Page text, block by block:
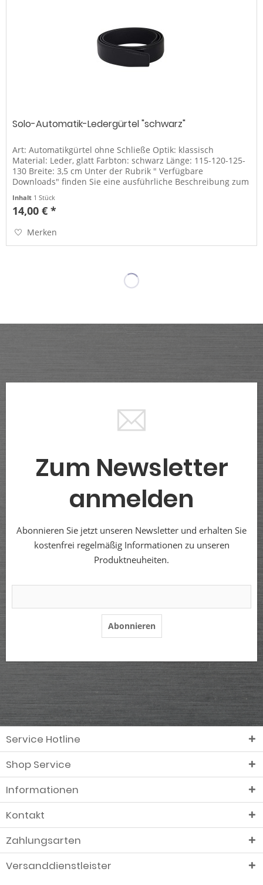
Solo-Automatik-Ledergürtel "schwarz"
Art: Automatikgürtel ohne Schließe Optik: klassisch
Material: Leder, glatt Farbton: schwarz Länge: 115-120-125-
130 Breite: 3,5 cm Unter der Rubrik " Verfügbare
Downloads" finden Sie eine ausführliche Beschreibung zum
Inhalt 1 Stück
14,00 € *
Merken
Zum Newsletter
anmelden
Abonnieren Sie jetzt unseren Newsletter und erhalten Sie
kostenfrei regelmäßig Informationen zu unseren
Produktneuheiten.
Abonnieren
Service Hotline
Shop Service
Informationen
Kontakt
Zahlungsarten
Versanddienstleister